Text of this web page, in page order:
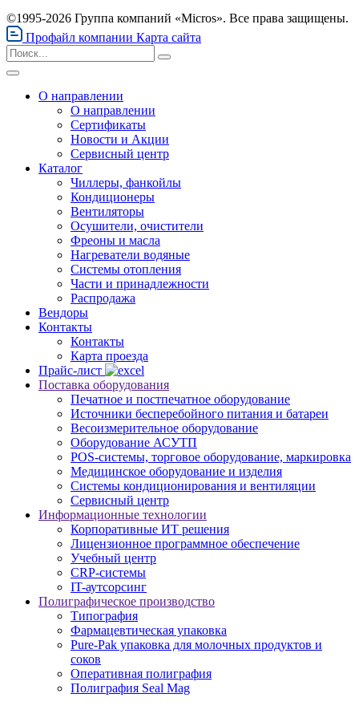
©1995-2026 Группа компаний «Micros». Все права защищены.
Профайл компании Карта сайта
О направлении
О направлении
Сертификаты
Новости и Акции
Сервисный центр
Каталог
Чиллеры, фанкойлы
Кондиционеры
Вентиляторы
Осушители, очистители
Фреоны и масла
Нагреватели водяные
Системы отопления
Части и принадлежности
Раcпродажа
Вендоры
Контакты
Контакты
Карта проезда
Прайс-лист
Поставка оборудования
Печатное и постпечатное оборудование
Источники бесперебойного питания и батареи
Весоизмерительное оборудование
Оборудование АСУТП
POS-системы, торговое оборудование, маркировка
Медицинское оборудование и изделия
Системы кондиционирования и вентиляции
Сервисный центр
Информационные технологии
Корпоративные ИТ решения
Лицензионное программное обеспечение
Учебный центр
CRP-системы
IT-аутсорсинг
Полиграфическое производство
Типография
Фармацевтическая упаковка
Pure-Pak упаковка для молочных продуктов и
соков
Оперативная полиграфия
Полиграфия Seal Mag